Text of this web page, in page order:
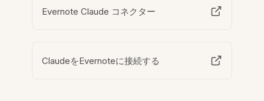
Evernote Claude コネクター
ClaudeをEvernoteに接続する